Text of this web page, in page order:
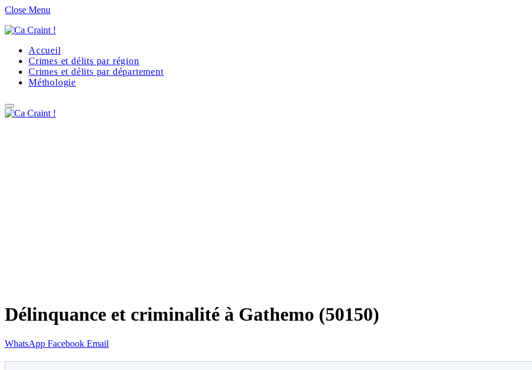
Close Menu
Accueil
Crimes et délits par région
Crimes et délits par département
Méthologie
Délinquance et criminalité à Gathemo (50150)
WhatsApp Facebook Email